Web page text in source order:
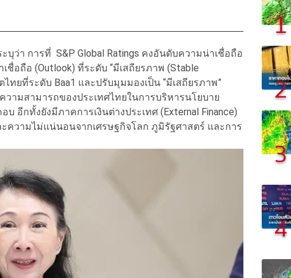
ว่า การที่ S&P Global Ratings คงอันดับความน่าเชื่อถือ
อถือ (Outlook) ที่ระดับ “มีเสถียรภาพ (Stable
ทยที่ระดับ Baa1 และปรับมุมมองเป็น “มีเสถียรภาพ”
ามสามารถของประเทศไทยในการบริหารนโยบาย
อีกทั้งยังมีภาคการเงินต่างประเทศ (External Finance)
ความไม่แน่นอนจากเศรษฐกิจโลก ภูมิรัฐศาสตร์ และการ
1
2
3
4